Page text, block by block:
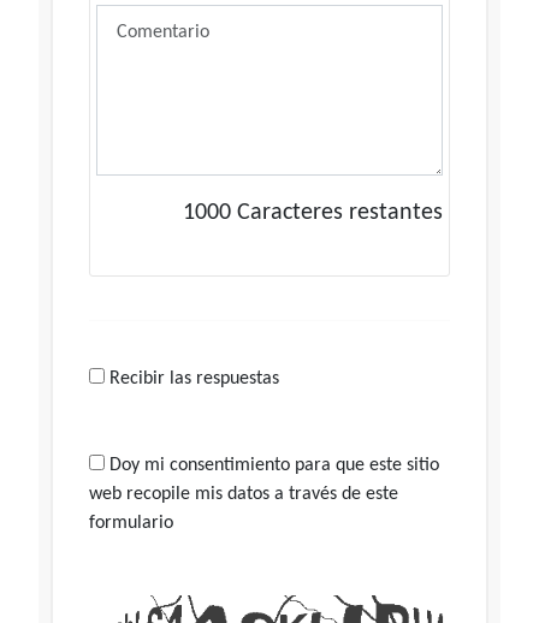
1000 Caracteres restantes
Recibir las respuestas
Doy mi consentimiento para que este sitio
web recopile mis datos a través de este
formulario